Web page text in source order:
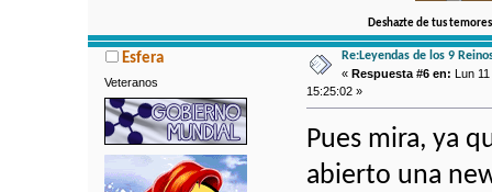
Deshazte de tus
Esfera
Veteranos
Re:Leyendas de los 9
«Respuesta #6 en: Lun
15:25:02 »
Pues mira, ya
abierto una